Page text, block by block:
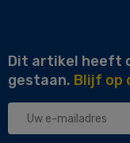
Dit artikel heeft
gestaan. Blijf op
Uw